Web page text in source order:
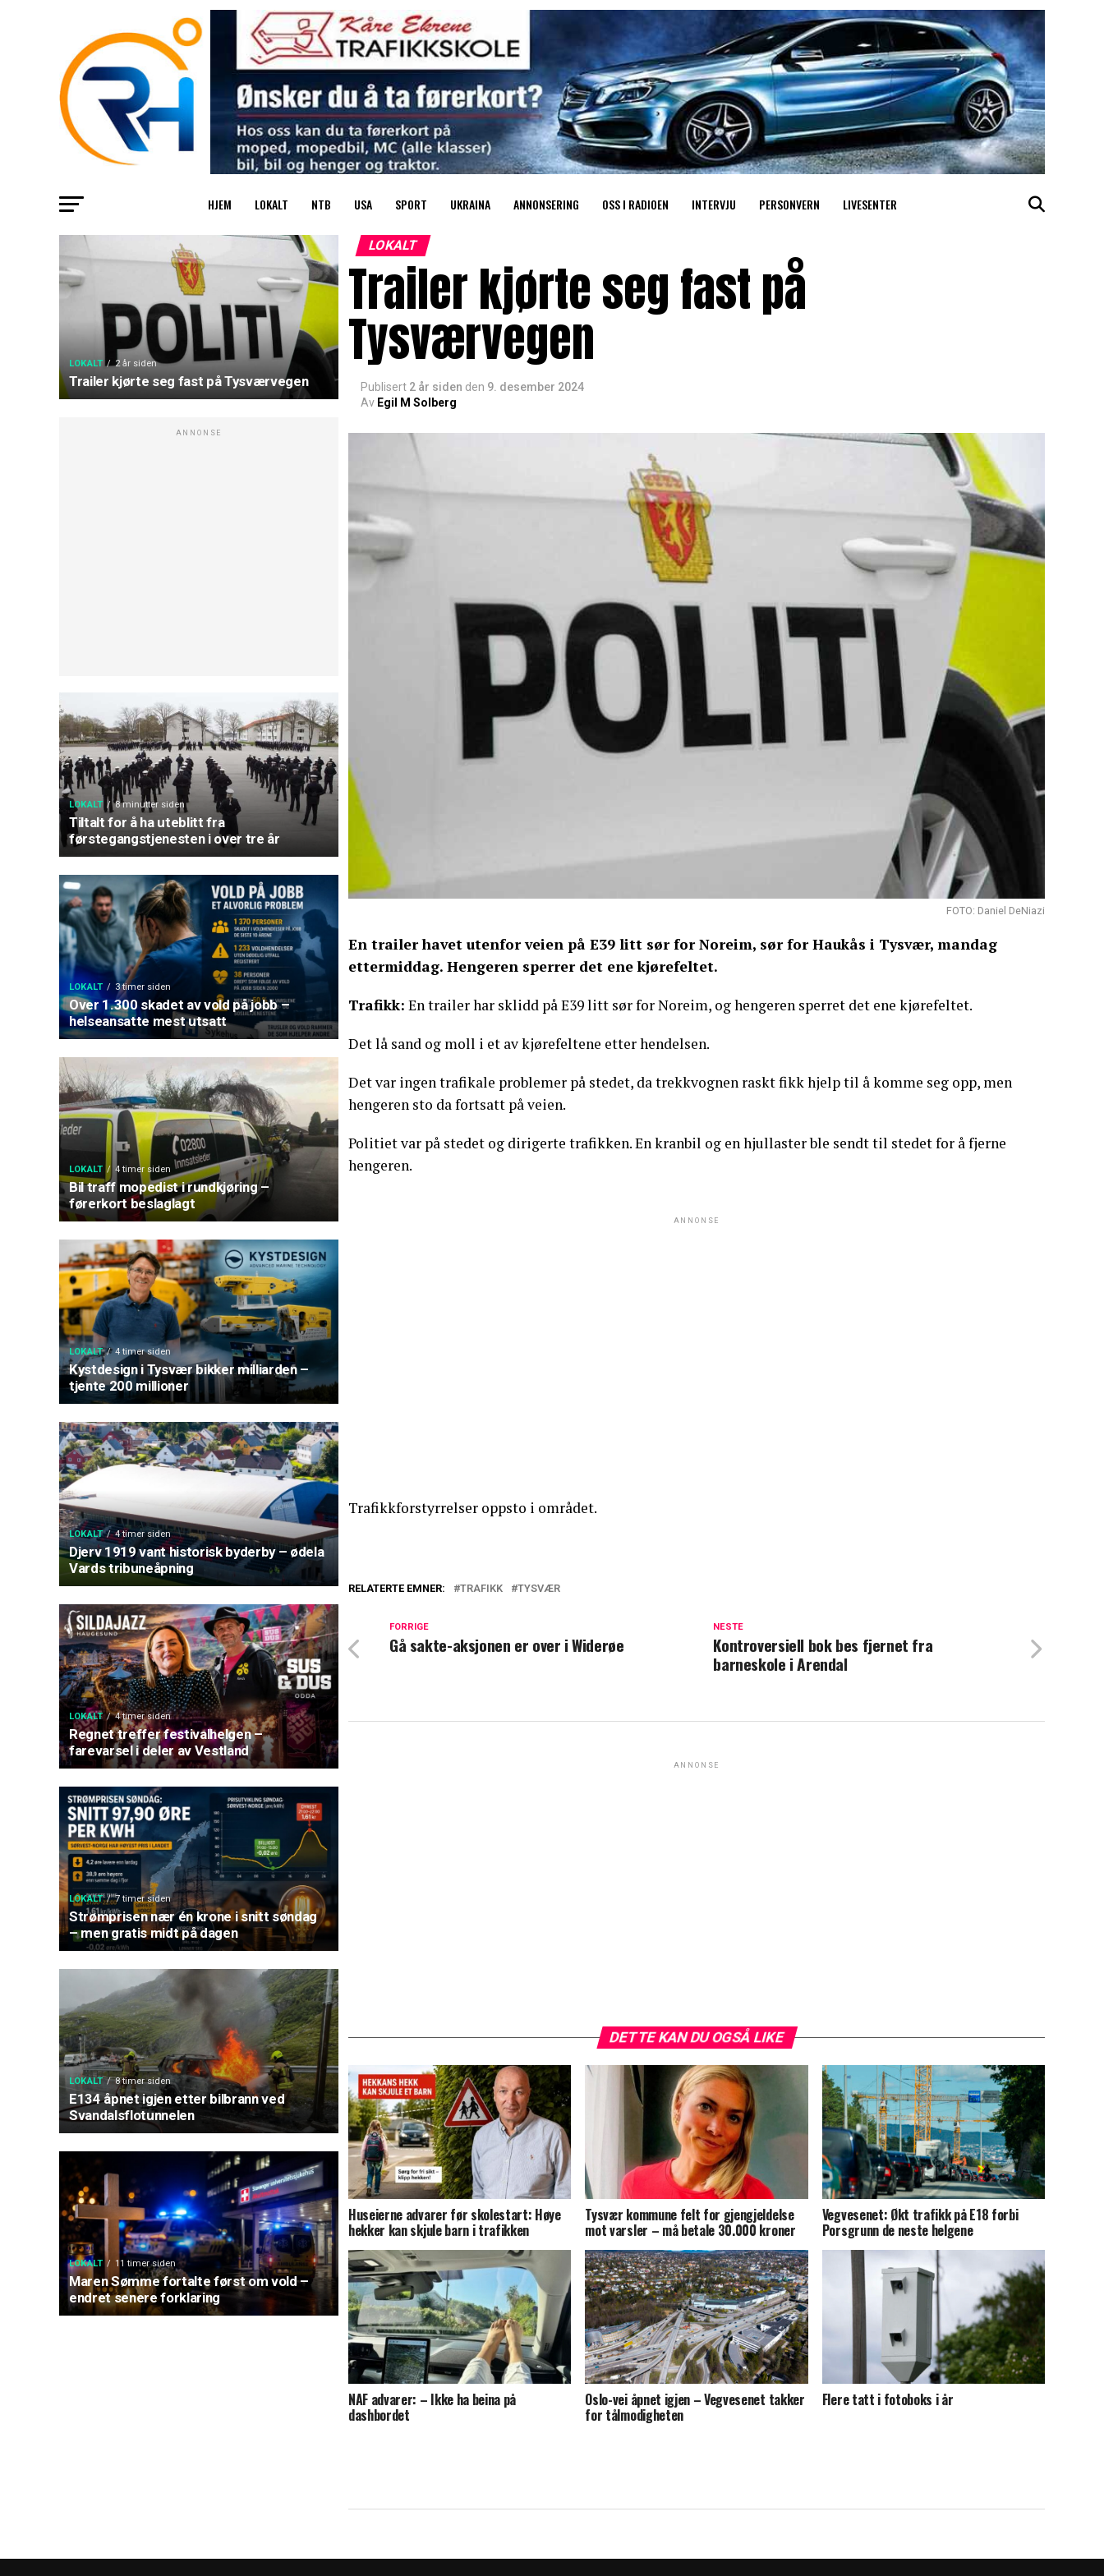
HJEM LOKALT NTB USA SPORT UKRAINA ANNONSERING OSS I RADIOEN INTERVJU PERSONVERN LIVESENTER
LOKALT 2 år siden
Trailer kjørte seg fast på Tysværvegen
ANNONSE
LOKALT 8 minutter siden
Tiltalt for å ha uteblitt fra
førstegangstjenesten i over tre år
LOKALT 3 timer siden
Over 1.300 skadet av vold på jobb –
helseansatte mest utsatt
LOKALT 4 timer siden
Bil traff mopedist i rundkjøring –
førerkort beslaglagt
LOKALT 4 timer siden
Kystdesign i Tysvær bikker milliarden –
tjente 200 millioner
LOKALT 4 timer siden
Djerv 1919 vant historisk byderby – ødela
Vards tribuneåpning
LOKALT 4 timer siden
Regnet treffer festivalhelgen –
farevarsel i deler av Vestland
LOKALT 7 timer siden
Strømprisen nær én krone i snitt søndag
– men gratis midt på dagen
LOKALT 8 timer siden
E134 åpnet igjen etter bilbrann ved
Svandalsflotunnelen
LOKALT 11 timer siden
Maren Sømme fortalte først om vold –
endret senere forklaring
LOKALT
Trailer kjørte seg fast på
Tysværvegen
Publisert 2 år siden den 9. desember 2024
Av Egil M Solberg
FOTO: Daniel DeNiazi
En trailer havet utenfor veien på E39 litt sør for Noreim, sør for Haukås i Tysvær, mandag
ettermiddag. Hengeren sperrer det ene kjørefeltet.
Trafikk: En trailer har sklidd på E39 litt sør for Noreim, og hengeren sperret det ene kjørefeltet.
Det lå sand og moll i et av kjørefeltene etter hendelsen.
Det var ingen trafikale problemer på stedet, da trekkvognen raskt fikk hjelp til å komme seg opp, men
hengeren sto da fortsatt på veien.
Politiet var på stedet og dirigerte trafikken. En kranbil og en hjullaster ble sendt til stedet for å fjerne
hengeren.
ANNONSE
Trafikkforstyrrelser oppsto i området.
RELATERTE EMNER: TRAFIKK TYSVÆR
NESTE
Kontroversiell bok bes fjernet fra
barneskole i Arendal
FORRIGE
Gå sakte-aksjonen er over i Widerøe
ANNONSE
DETTE KAN DU OGSÅ LIKE
Huseierne advarer før skolestart: Høye
hekker kan skjule barn i trafikken
Tysvær kommune felt for gjengjeldelse
mot varsler – må betale 30.000 kroner
Vegvesenet: Økt trafikk på E18 forbi
Porsgrunn de neste helgene
NAF advarer: – Ikke ha beina på
dashbordet
Oslo-vei åpnet igjen – Vegvesenet takker
for tålmodigheten
Flere tatt i fotoboks i år